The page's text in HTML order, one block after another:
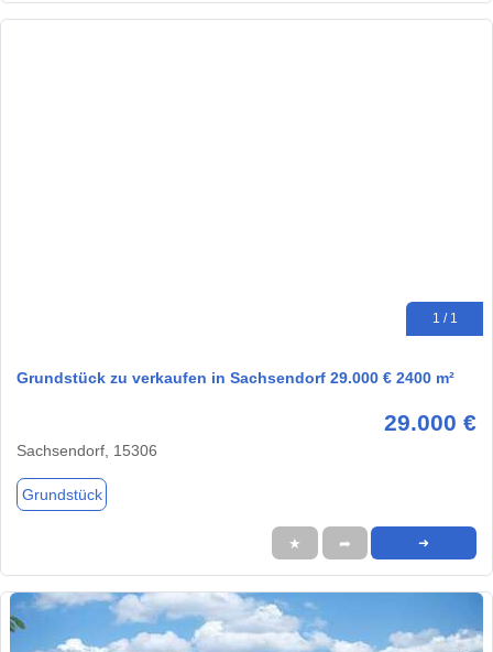
1 / 1
Grundstück zu verkaufen in Sachsendorf 29.000 € 2400 m²
29.000 €
Sachsendorf, 15306
Grundstück
★ ➦ ➜